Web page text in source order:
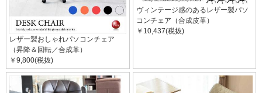
レザー製おしゃれパソコンチェア
（昇降＆回転／合成革）
￥9,800(税抜)
ヴィンテージ感のあるレザー製パソ
コンチェア（合成皮革）
￥10,437(税抜)